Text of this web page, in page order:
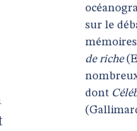
sur le
de riche
dont